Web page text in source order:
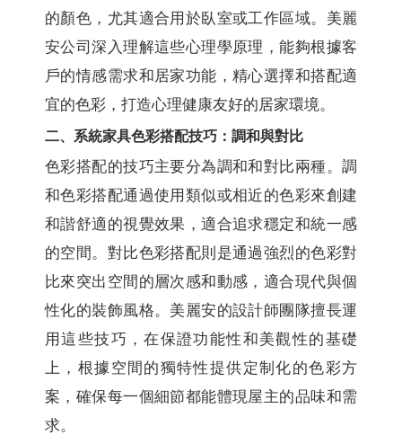
的顏色，尤其適合用於臥室或工作區域。美麗
安公司深入理解這些心理學原理，能夠根據客
戶的情感需求和居家功能，精心選擇和搭配適
宜的色彩，打造心理健康友好的居家環境。
二、系統家具色彩搭配技巧：調和與對比
色彩搭配的技巧主要分為調和和對比兩種。調
和色彩搭配通過使用類似或相近的色彩來創建
和諧舒適的視覺效果，適合追求穩定和統一感
的空間。對比色彩搭配則是通過強烈的色彩對
比來突出空間的層次感和動感，適合現代與個
性化的裝飾風格。美麗安的設計師團隊擅長運
用這些技巧，在保證功能性和美觀性的基礎
上，根據空間的獨特性提供定制化的色彩方
案，確保每一個細節都能體現屋主的品味和需
求。